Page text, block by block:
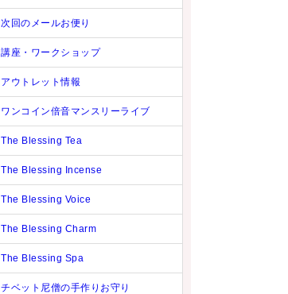
次回のメールお便り
講座・ワークショップ
アウトレット情報
ワンコイン倍音マンスリーライブ
The Blessing Tea
The Blessing Incense
The Blessing Voice
The Blessing Charm
The Blessing Spa
チベット尼僧の手作りお守り